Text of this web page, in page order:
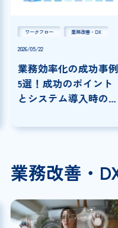
ワークフロー 業務改善・DX
2026/05/22
業務効率化の成功事例
5選！成功のポイント
とシステム導入時の注
業務改善・